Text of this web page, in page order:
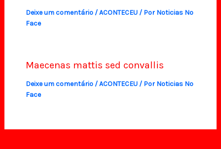
Deixe um comentário /ACONTECEU/ Por Noticias No
Face
Maecenas mattis sed convallis
Deixe um comentário /ACONTECEU/ Por Noticias No
Face